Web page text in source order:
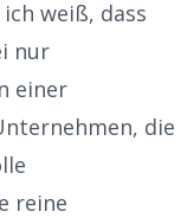
weiß, dass
nur
einer
die
reine